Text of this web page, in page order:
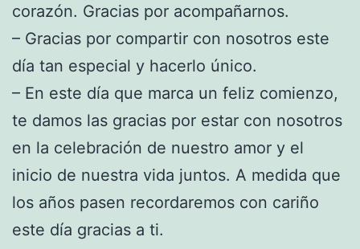
corazón. Gracias por acompañarnos.
– Gracias por compartir con nosotros este
día tan especial y hacerlo único.
– En este día que marca un feliz comienzo,
te damos las gracias por estar con nosotros
en la celebración de nuestro amor y el
inicio de nuestra vida juntos. A medida que
los años pasen recordaremos con cariño
este día gracias a ti.